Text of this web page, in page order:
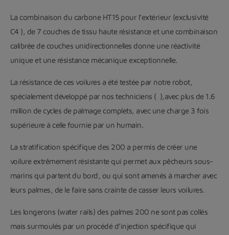
La combinaison du carbone HT15 pour l’extérieur (exclusivité
C4 ), de 7 couches de tissu haute résistance et une combinaison
calibrée de couches unidirectionnelles donne une réactivité
unique et une résistance mécanique exceptionnelle.
La résistance de ces voilures a été testée par notre robot,
spécialement développé par nos techniciens ( ),avec plus de 1.6
million de cycles de palmage complets, avec une charge 3 fois
supérieure à celle fournie par un humain.
La stratification spécifique des 200 a permis de créer une
voilure extrêmement résistante qui permet aux pêcheurs sous-
marins qui partent du bord, ou qui sont amenés à marcher avec
leurs palmes, de le faire sans crainte de casser leurs voilures.
Les longerons (water rails) des palmes 200 ne sont pas collés
mais surmoulés par un procédé d’injection spécifique qui